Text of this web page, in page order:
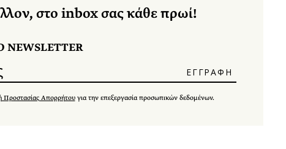
στο inbox σας κάθε πρωί!
Προστασίας Απορρήτουγια την επεξεργασία προσωπικών δεδομένων.